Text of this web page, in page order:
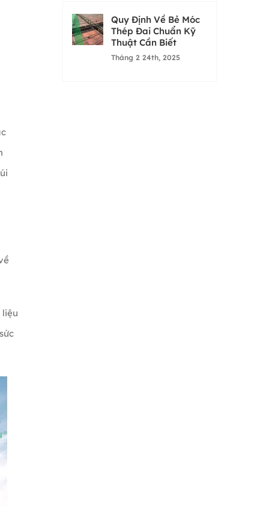
Quy Định Về Bẻ Móc
Thép Đai Chuẩn Kỹ
Thuật Cần Biết
Tháng 2 24th, 2025